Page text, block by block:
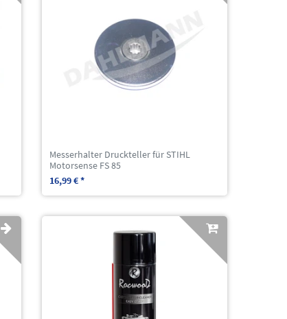
Messerhalter Druckteller für STIHL
Motorsense FS 85
16,99 € *